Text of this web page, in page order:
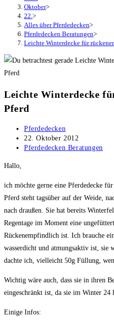
Oktober>
22. >
Alles über Pferdedecken>
Pferdedecken Beratungen>
Leichte Winterdecke für
Leichte Winterdecke
Pferd
Beitrags-
Autor:
Pferdedecken
Beitrag
veröffentlicht:
22. Oktober 2012
Beitrags-
Pferdedecken Beratungen
Hallo,
ich möchte gerne eine Pferdedecke
Pferd steht tagsüber auf der Weide,
nach draußen. Sie hat bereits
Regentage im Moment eine
Rückenempfindlich ist. Ich brauche
wasserdicht und atmungsaktiv ist, sie
dachte ich, vielleicht 50g Füllung,
Wichtig wäre auch, dass sie in ihren
eingeschränkt ist, da sie im Winter 24
Einige Infos: